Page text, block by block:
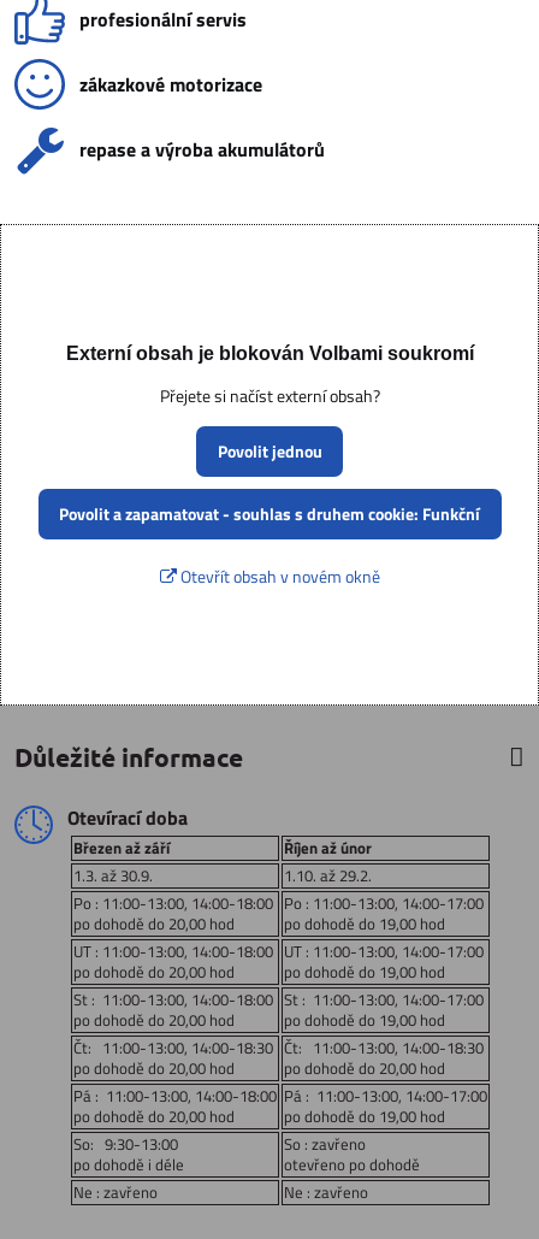
profesionální servis
zákazkové motorizace
repase a výroba akumulátorů
Externí obsah je blokován Volbami soukromí
Přejete si načíst externí obsah?
Povolit jednou
Povolit a zapamatovat - souhlas s druhem cookie: Funkční
Otevřít obsah v novém okně
Důležité informace
Otevírací doba
Březen až září
Říjen až únor
1.3. až 30.9.
1.10. až 29.2.
Po : 11:00-13:00, 14:00-18:00
po dohodě do 20,00 hod
Po : 11:00-13:00, 14:00-17:00
po dohodě do 19,00 hod
UT : 11:00-13:00, 14:00-18:00
po dohodě do 20,00 hod
UT : 11:00-13:00, 14:00-17:00
po dohodě do 19,00 hod
St : 11:00-13:00, 14:00-18:00
po dohodě do 20,00 hod
St : 11:00-13:00, 14:00-17:00
po dohodě do 19,00 hod
Čt: 11:00-13:00, 14:00-18:30
po dohodě do 20,00 hod
Čt: 11:00-13:00, 14:00-18:30
po dohodě do 20,00 hod
Pá : 11:00-13:00, 14:00-18:00
po dohodě do 20,00 hod
Pá : 11:00-13:00, 14:00-17:00
po dohodě do 19,00 hod
So: 9:30-13:00
po dohodě i déle
So : zavřeno
otevřeno po dohodě
Ne : zavřeno
Ne : zavřeno